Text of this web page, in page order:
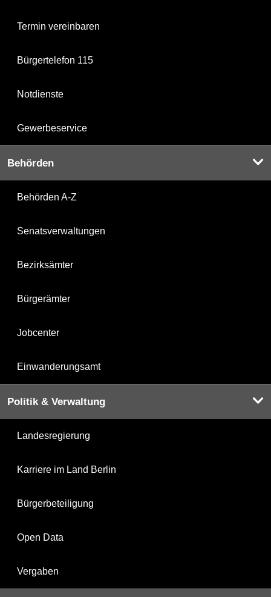
Termin vereinbaren
Bürgertelefon 115
Notdienste
Gewerbeservice
Behörden
Behörden A-Z
Senatsverwaltungen
Bezirksämter
Bürgerämter
Jobcenter
Einwanderungsamt
Politik & Verwaltung
Landesregierung
Karriere im Land Berlin
Bürgerbeteiligung
Open Data
Vergaben